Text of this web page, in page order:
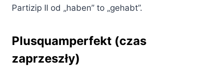
Partizip II od „haben” to „gehabt”.
Plusquamperfekt (czas
zaprzeszły)